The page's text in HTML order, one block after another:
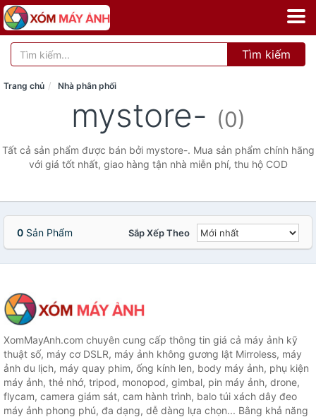
Tìm kiếm
Trang chủ Nhà phân phối
mystore- (0)
Tất cả sản phẩm được bán bởi mystore-. Mua sản phẩm chính hãng
với giá tốt nhất, giao hàng tận nhà miễn phí, thu hộ COD
0 Sản Phẩm Sắp Xếp Theo
XomMayAnh.com chuyên cung cấp thông tin giá cả máy ảnh kỹ
thuật số, máy cơ DSLR, máy ảnh không gương lật Mirroless, máy
ảnh du lịch, máy quay phim, ống kính len, body máy ảnh, phụ kiện
máy ảnh, thẻ nhớ, tripod, monopod, gimbal, pin máy ảnh, drone,
flycam, camera giám sát, cam hành trình, balo túi xách dây đeo
máy ảnh phong phú, đa dạng, dễ dàng lựa chọn... Bằng khả năng